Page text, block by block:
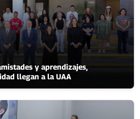
y aprendizajes,
llegan a la UAA